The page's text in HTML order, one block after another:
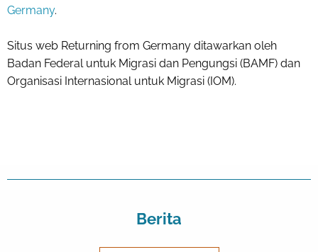
Germany.
Situs web Returning from Germany ditawarkan oleh
Badan Federal untuk Migrasi dan Pengungsi (BAMF) dan
Organisasi Internasional untuk Migrasi (IOM).
Berita